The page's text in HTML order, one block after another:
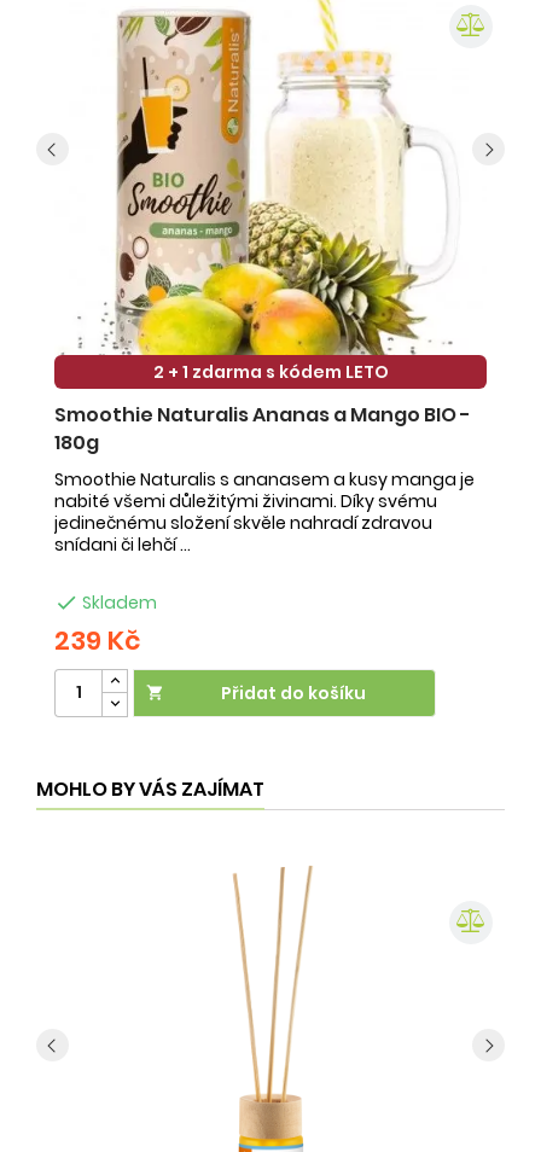
2 + 1 zdarma s kódem LETO
Smoothie Naturalis Ananas a Mango BIO -
180g
Smoothie Naturalis s ananasem a kusy manga je
nabité všemi důležitými živinami. Díky svému
jedinečnému složení skvěle nahradí zdravou
snídani či lehčí ...
 Skladem
239 Kč
 Přidat do košíku
MOHLO BY VÁS ZAJÍMAT